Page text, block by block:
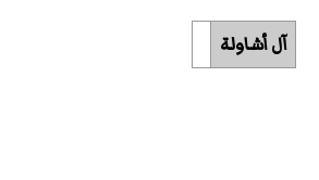
آل أشاولة